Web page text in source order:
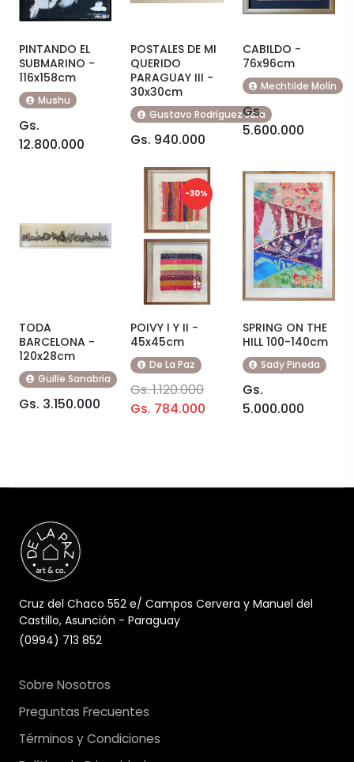
PINTANDO EL
SUBMARINO -
116x158cm
Mushu
Gs.
12.800.000
POSTALES DE MI
QUERIDO
PARAGUAY III -
30x30cm
Gustavo Rodríguez Jara
Gs. 940.000
CABILDO -
76x96cm
Mechtilde Molín
Gs.
5.600.000
TODA
BARCELONA -
120x28cm
Guille Sanabria
Gs. 3.150.000
-30%
POIVY I Y II -
45x45cm
De La Paz
Gs. 1.120.000
Gs. 784.000
SPRING ON THE
HILL 100-140cm
Sady Pineda
Gs.
5.000.000
Cruz del Chaco 552 e/ Campos Cervera y Manuel del
Castillo, Asunción - Paraguay
(0994) 713 852
Sobre Nosotros
Preguntas Frecuentes
Términos y Condiciones